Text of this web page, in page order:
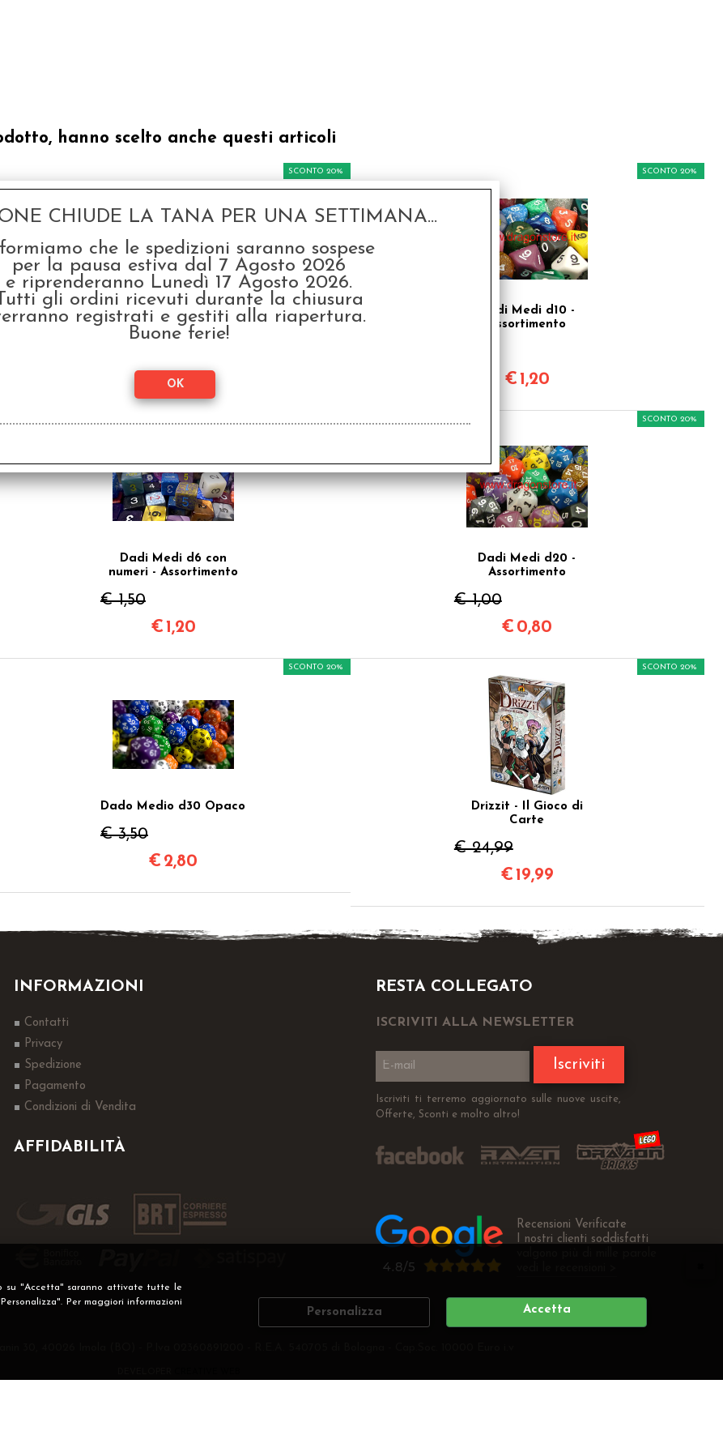
su "Accetta" saranno attivate tutte le
Per maggiori informazioni
Personalizza Accetta
hanno scelto anche questi articoli
Dadi Medi d12 -
Assortimento
SCONTO 20%
1,20
Dadi Medi d10 -
Assortimento
SCONTO 20%
€ 1,20
Dadi Medi d6 con
numeri - Assortimento
€ 1,50
€ 1,20
Dadi Medi d20 -
Assortimento
€ 1,00
SCONTO 20%
€ 0,80
Dado Medio d30 Opaco
€ 3,50
SCONTO 20%
€ 2,80
Drizzit - Il Gioco di
Carte
€ 24,99
SCONTO 20%
€ 19,99
INFORMAZIONI
Contatti
Privacy
Spedizione
Pagamento
Condizioni di Vendita
AFFIDABILITÀ
RESTA COLLEGATO
ISCRIVITI ALLA NEWSLETTER
Iscriviti
Iscriviti ti terremo aggiornato sulle nuove uscite,
Offerte, Sconti e molto altro!
Recensioni Verificate
I nostri clienti soddisfatti
CHIUDE LA TANA PER UNA SETTIMANA...
che le spedizioni saranno sospese
per la pausa estiva dal 7 Agosto 2026
e riprenderanno Lunedì 17 Agosto 2026.
Tutti gli ordini ricevuti durante la chiusura
registrati e gestiti alla riapertura.
Buone ferie!